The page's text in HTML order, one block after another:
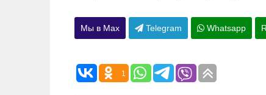
Мы в Max Telegram Whatsapp
1